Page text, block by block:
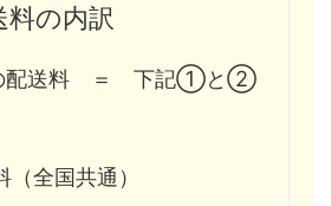
料の内訳
の配送料 ＝ 下記①と②
（全国共通）